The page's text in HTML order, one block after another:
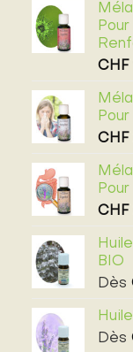
CHF
CHF
CHF
BIO
Dès
Dès